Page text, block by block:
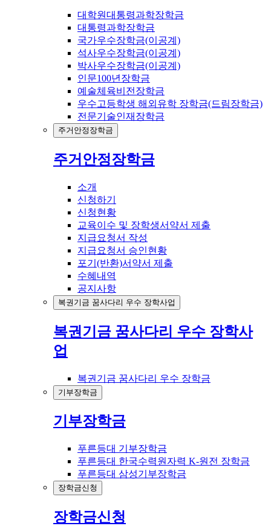
대학원대통령과학장학금
대통령과학장학금
국가우수장학금(이공계)
석사우수장학금(이공계)
박사우수장학금(이공계)
인문100년장학금
예술체육비전장학금
우수고등학생 해외유학 장학금(드림장학금)
전문기술인재장학금
주거안정장학금
주거안정장학금
소개
신청하기
신청현황
교육이수 및 장학생서약서 제출
지급요청서 작성
지급요청서 승인현황
포기(반환)서약서 제출
수혜내역
공지사항
복권기금 꿈사다리 우수 장학사업
복권기금 꿈사다리 우수 장학사
업
복권기금 꿈사다리 우수 장학금
기부장학금
기부장학금
푸른등대 기부장학금
푸른등대 한국수력원자력 K-원전 장학금
푸른등대 삼성기부장학금
장학금신청
장학금신청